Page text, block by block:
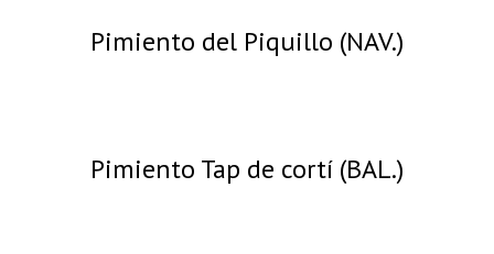
Pimiento del Piquillo (NAV.)
Pimiento Tap de cortí (BAL.)